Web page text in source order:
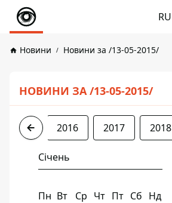
RU
Новини Новини за /13-05-2015/
НОВИНИ ЗА /13-05-2015/
2015 2016 2017 2018
Січень
Пн Вт Ср Чт Пт Сб Нд